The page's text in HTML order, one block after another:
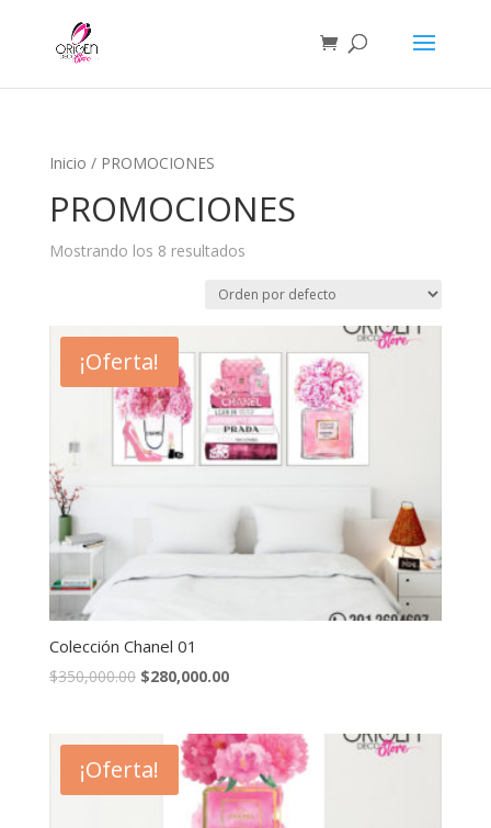
Inicio / PROMOCIONES
PROMOCIONES
Mostrando los 8 resultados
¡Oferta!
Colección Chanel 01
$350,000.00 $280,000.00
¡Oferta!